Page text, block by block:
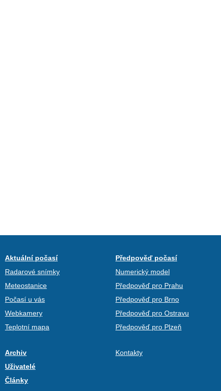
Aktuální počasí
Radarové snímky
Meteostanice
Počasí u vás
Webkamery
Teplotní mapa
Předpověď počasí
Numerický model
Předpověď pro Prahu
Předpověď pro Brno
Předpověď pro Ostravu
Předpověď pro Plzeň
Archiv
Uživatelé
Články
Kontakty